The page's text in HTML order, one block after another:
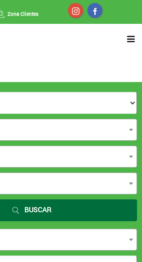
Zona Clientes
BUSCAR